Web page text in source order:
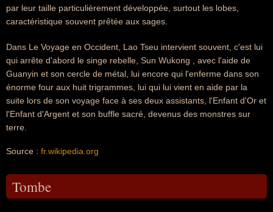
par leur taille particulièrement développée, surtout les lobes,
caractéristique souvent prêtée aux sages.
Dans Le Voyage en Occident, Lao Tseu intervient souvent, c'est lui
qui arrête d'abord le singe rebelle, Sun Wukong , avec l'aide de
Guanyin et son cercle de métal, lui encore qui l'enferme dans son
énorme four aux huit trigrammes, lui qui lui vient en aide par la
suite lors de son voyage face à ses deux assistants, l'Enfant d'Or et
l'Enfant d'Argent et son buffle sacré, devenus des monstres sur
terre.
Source : fr.wikipedia.org
Tombe